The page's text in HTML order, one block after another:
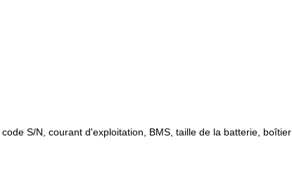
S/N, courant d'exploitation, BMS, taille de la batterie, boîtier